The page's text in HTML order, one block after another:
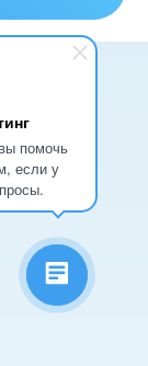
помочь
если у